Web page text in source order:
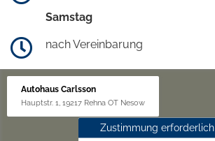
Samstag
nach Vereinbarung
Autohaus Carlsson
Hauptstr. 1, 19217 Rehna OT Nesow
Zustimmung erforderlich